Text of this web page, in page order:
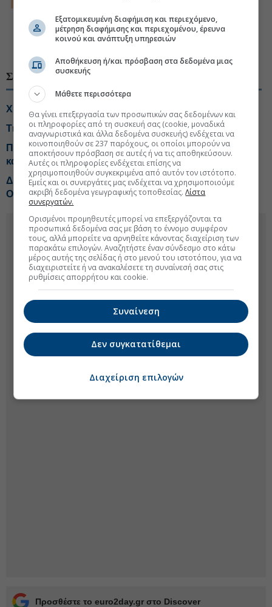
Euro2day.gr is solely responsible for providing this translation
and the Financial Times Limited does not accept any liability
for the accuracy or quality of the translation
ΣΧΕΤΙΚΑ ΘΕΜΑΤΑ
Χρηματιστήριο: Διχασμός σε blue chips και τράπεζες
Τι αλλάζει το χωροταξικό στις τουριστικές επενδύσεις
Πληθωρισμός 3,4% με ανατιμήσεις-φωτιά σε βενζίνη
και πετρέλαιο κίνησης
ΔΕΗ: Νέο deal για ΑΠΕ άνω των 2 GW σε Πολωνία και
Ουγγαρία
Προσθέστε το euro2day.gr στο Discover
Εξατομικευμένη διαφήμιση και περιεχόμενο,
μέτρηση διαφήμισης και περιεχομένου, έρευνα
κοινού και ανάπτυξη υπηρεσιών
Αποθήκευση ή/και πρόσβαση στα δεδομένα μιας
συσκευής
Μάθετε περισσότερα
Θα γίνει επεξεργασία των προσωπικών σας δεδομένων και
οι πληροφορίες από τη συσκευή σας (cookie, μοναδικά
αναγνωριστικά και άλλα δεδομένα συσκευής) ενδέχεται να
κοινοποιηθούν σε 237 παρόχους, οι οποίοι μπορούν να
αποκτήσουν πρόσβαση σε αυτές ή να τις αποθηκεύσουν.
Αυτές οι πληροφορίες ενδέχεται επίσης να
χρησιμοποιηθούν συγκεκριμένα από αυτόν τον ιστότοπο.
Εμείς και οι συνεργάτες μας ενδέχεται να χρησιμοποιούμε
ακριβή δεδομένα γεωγραφικής τοποθεσίας.Λίστα
συνεργατών.
Ορισμένοι προμηθευτές μπορεί να επεξεργάζονται τα
προσωπικά δεδομένα σας με βάση το έννομο συμφέρον
τους, αλλά μπορείτε να αρνηθείτε κάνοντας διαχείριση των
παρακάτω επιλογών. Αναζητήστε έναν σύνδεσμο στο κάτω
μέρος αυτής της σελίδας ή στο μενού του ιστοτόπου, για να
διαχειριστείτε ή να ανακαλέσετε τη συναίνεσή σας στις
ρυθμίσεις απορρήτου και cookie.
Συναίνεση
Δεν συγκατατίθεμαι
Διαχείριση επιλογών